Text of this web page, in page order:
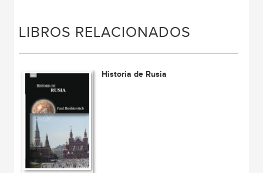
LIBROS RELACIONADOS
Historia de Rusia